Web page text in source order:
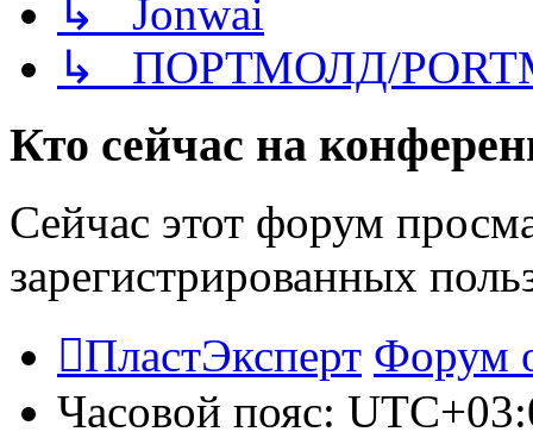
↳ Jonwai
↳ ПОРТМОЛД/
Кто сейчас на
Сейчас этот форум
зарегистрированных
ПластЭксперт Форум
Часовой пояс: